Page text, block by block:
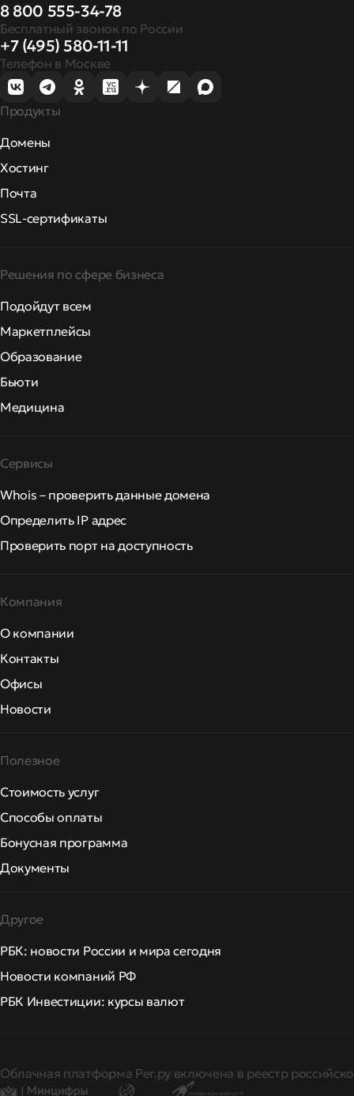
8 800 555-34-78
Бесплатный звонок по России
+7 (495) 580-11-11
Телефон в Москве
Продукты
Домены
Хостинг
Почта
SSL-сертификаты
Решения по сфере бизнеса
Подойдут всем
Маркетплейсы
Образование
Бьюти
Медицина
Сервисы
Whois – проверить данные домена
Определить IP адрес
Проверить порт на доступность
Компания
О компании
Контакты
Офисы
Новости
Полезное
Стоимость услуг
Способы оплаты
Бонусная программа
Документы
Другое
РБК: новости России и мира сегодня
Новости компаний РФ
РБК Инвестиции: курсы валют
Облачная платформа Рег.ру включена в реестр